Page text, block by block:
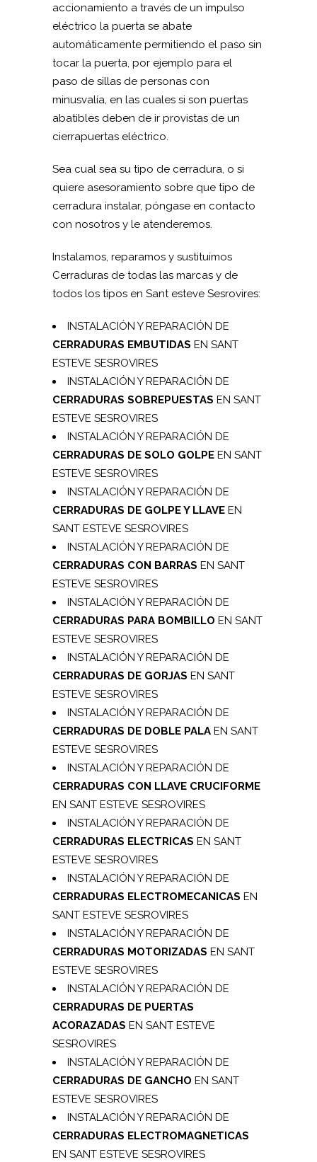
accionamiento a través de un impulso
eléctrico la puerta se abate
automáticamente permitiendo el paso sin
tocar la puerta, por ejemplo para el
paso de sillas de personas con
minusvalía, en las cuales si son puertas
abatibles deben de ir provistas de un
cierrapuertas eléctrico.
Sea cual sea su tipo de cerradura, o si
quiere asesoramiento sobre que tipo de
cerradura instalar, póngase en contacto
con nosotros y le atenderemos.
Instalamos, reparamos y sustituimos
Cerraduras de todas las marcas y de
todos los tipos en Sant esteve Sesrovires:
INSTALACIÓN Y REPARACIÓN DE
CERRADURAS EMBUTIDAS EN SANT
ESTEVE SESROVIRES
INSTALACIÓN Y REPARACIÓN DE
CERRADURAS SOBREPUESTAS EN SANT
ESTEVE SESROVIRES
INSTALACIÓN Y REPARACIÓN DE
CERRADURAS DE SOLO GOLPE EN SANT
ESTEVE SESROVIRES
INSTALACIÓN Y REPARACIÓN DE
CERRADURAS DE GOLPE Y LLAVE EN
SANT ESTEVE SESROVIRES
INSTALACIÓN Y REPARACIÓN DE
CERRADURAS CON BARRAS EN SANT
ESTEVE SESROVIRES
INSTALACIÓN Y REPARACIÓN DE
CERRADURAS PARA BOMBILLO EN SANT
ESTEVE SESROVIRES
INSTALACIÓN Y REPARACIÓN DE
CERRADURAS DE GORJAS EN SANT
ESTEVE SESROVIRES
INSTALACIÓN Y REPARACIÓN DE
CERRADURAS DE DOBLE PALA EN SANT
ESTEVE SESROVIRES
INSTALACIÓN Y REPARACIÓN DE
CERRADURAS CON LLAVE CRUCIFORME
EN SANT ESTEVE SESROVIRES
INSTALACIÓN Y REPARACIÓN DE
CERRADURAS ELECTRICAS EN SANT
ESTEVE SESROVIRES
INSTALACIÓN Y REPARACIÓN DE
CERRADURAS ELECTROMECANICAS EN
SANT ESTEVE SESROVIRES
INSTALACIÓN Y REPARACIÓN DE
CERRADURAS MOTORIZADAS EN SANT
ESTEVE SESROVIRES
INSTALACIÓN Y REPARACIÓN DE
CERRADURAS DE PUERTAS
ACORAZADAS EN SANT ESTEVE
SESROVIRES
INSTALACIÓN Y REPARACIÓN DE
CERRADURAS DE GANCHO EN SANT
ESTEVE SESROVIRES
INSTALACIÓN Y REPARACIÓN DE
CERRADURAS ELECTROMAGNETICAS
EN SANT ESTEVE SESROVIRES